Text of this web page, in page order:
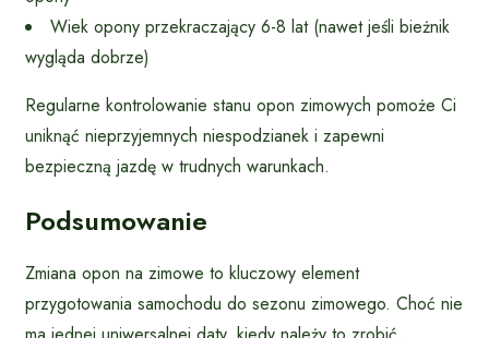
Wiek opony przekraczający 6-8 lat (nawet jeśli bieżnik
wygląda dobrze)
Regularne kontrolowanie stanu opon zimowych pomoże Ci
uniknąć nieprzyjemnych niespodzianek i zapewni
bezpieczną jazdę w trudnych warunkach.
Podsumowanie
Zmiana opon na zimowe to kluczowy element
przygotowania samochodu do sezonu zimowego. Choć nie